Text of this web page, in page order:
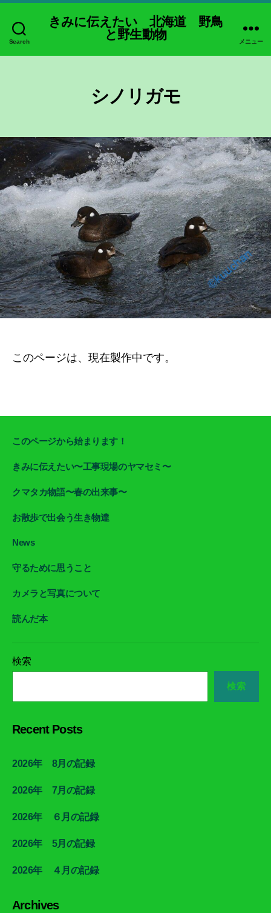
Search
きみに伝えたい 北海道 野鳥
と野生動物
メニュー
シノリガモ
このページは、現在製作中です。
このページから始まります！
きみに伝えたい〜工事現場のヤマセミ〜
クマタカ物語〜春の出来事〜
お散歩で出会う生き物達
News
守るために思うこと
カメラと写真について
読んだ本
検索
検索
Recent Posts
2026年 8月の記録
2026年 7月の記録
2026年 ６月の記録
2026年 5月の記録
2026年 ４月の記録
Archives